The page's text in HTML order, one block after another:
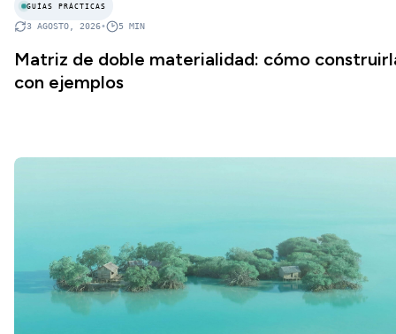
GUÍAS PRÁCTICAS
3 AGOSTO, 2026• 5 MIN
Matriz de doble materialidad: cómo
con ejemplos